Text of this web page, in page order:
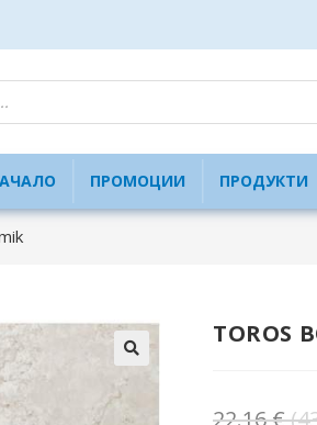
ПРОМОЦИИ ПРОДУКТИ
TOROS
22.16€